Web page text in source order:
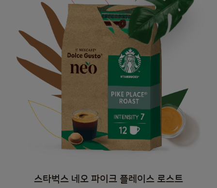
스타벅스 네오 파이크 플레이스 로스트